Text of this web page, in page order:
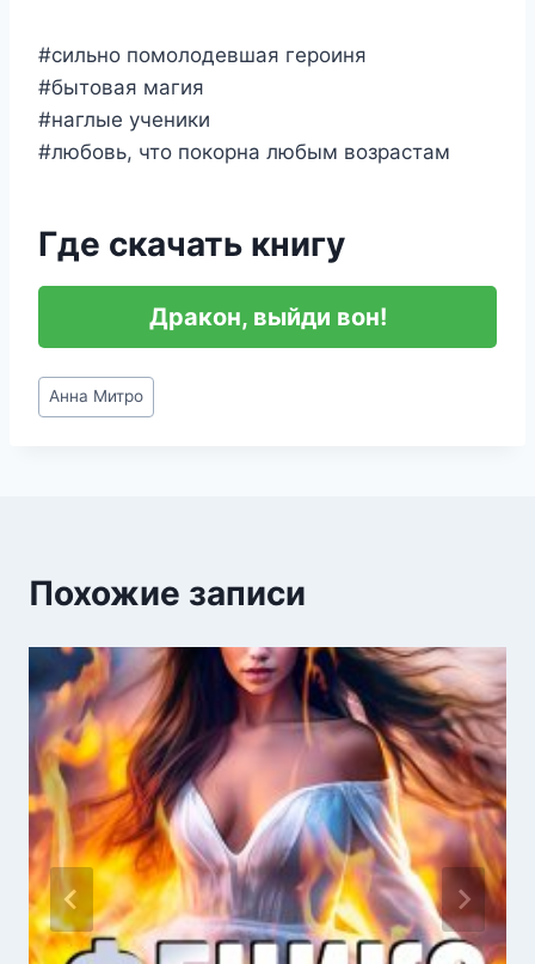
#сильно помолодевшая героиня
#бытовая магия
#наглые ученики
#любовь, что покорна любым возрастам
Где скачать книгу
Дракон, выйди вон!
Метки
записи:
Анна Митро
Похожие записи